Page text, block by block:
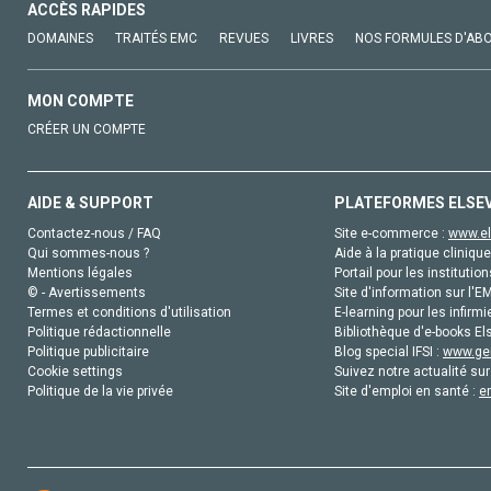
ACCÈS RAPIDES
DOMAINES TRAITÉS EMC REVUES LIVRES NOS FORMULES
MON COMPTE
CRÉER UN COMPTE
AIDE & SUPPORT
Contactez-nous / FAQ
Qui sommes-nous ?
Mentions légales
© - Avertissements
Termes et conditions d'utilisation
Politique rédactionnelle
Politique publicitaire
Cookie settings
Politique de la vie privée
PLATEFORMES
Site e-commerce :
Aide à la pratique
Portail pour les
Site d'information sur
E-learning pour les
Bibliothèque d'e-books
Blog special IFSI :
Suivez notre actualité
Site d'emploi en santé :